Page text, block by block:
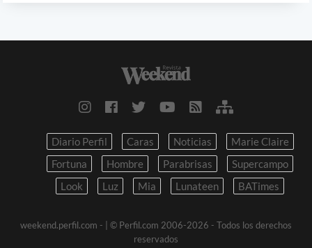
Diario Perfil Caras Noticias
Marie Claire
Fortuna
Hombre Parabrisas
Supercampo
Look
Luz Mia Lunateen BATimes
weekend.perfil.com -
| © Perfil.com 2006-2026 - Todos los derechos
reservados